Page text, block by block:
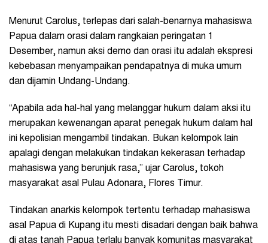
Menurut Carolus, terlepas dari salah-benarnya mahasiswa
Papua dalam orasi dalam rangkaian peringatan 1
Desember, namun aksi demo dan orasi itu adalah ekspresi
kebebasan menyampaikan pendapatnya di muka umum
dan dijamin Undang-Undang.
“Apabila ada hal-hal yang melanggar hukum dalam aksi itu
merupakan kewenangan aparat penegak hukum dalam hal
ini kepolisian mengambil tindakan. Bukan kelompok lain
apalagi dengan melakukan tindakan kekerasan terhadap
mahasiswa yang berunjuk rasa,” ujar Carolus, tokoh
masyarakat asal Pulau Adonara, Flores Timur.
Tindakan anarkis kelompok tertentu terhadap mahasiswa
asal Papua di Kupang itu mesti disadari dengan baik bahwa
di atas tanah Papua terlalu banyak komunitas masyarakat